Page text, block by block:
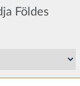
Földes